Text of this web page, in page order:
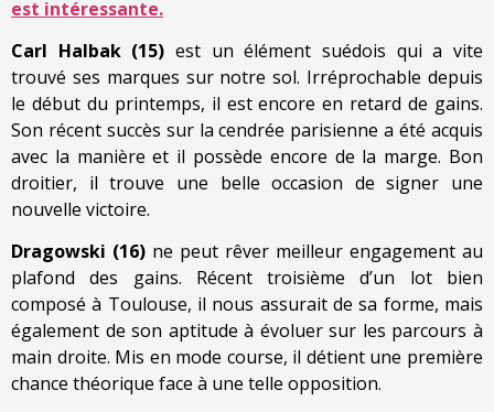
est intéressante.
Carl Halbak (15) est un élément suédois qui a vite
trouvé ses marques sur notre sol. Irréprochable depuis
le début du printemps, il est encore en retard de gains.
Son récent succès sur la cendrée parisienne a été acquis
avec la manière et il possède encore de la marge. Bon
droitier, il trouve une belle occasion de signer une
nouvelle victoire.
Dragowski (16) ne peut rêver meilleur engagement au
plafond des gains. Récent troisième d’un lot bien
composé à Toulouse, il nous assurait de sa forme, mais
également de son aptitude à évoluer sur les parcours à
main droite. Mis en mode course, il détient une première
chance théorique face à une telle opposition.